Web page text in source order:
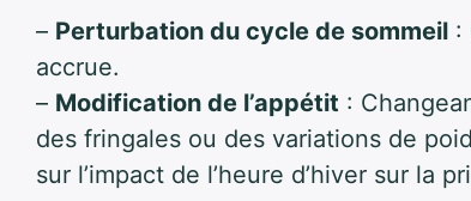
– Perturbation du cycle de sommeil :
accrue.
– Modification de l’appétit :
des fringales ou des variations de
sur l’impact de l’heure d’hiver sur la